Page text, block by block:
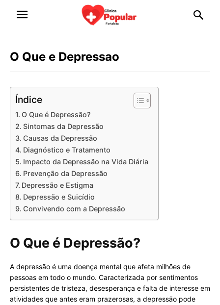
O Que e Depressao
Índice
O Que é Depressão?
Sintomas da Depressão
Causas da Depressão
Diagnóstico e Tratamento
Impacto da Depressão na Vida Diária
Prevenção da Depressão
Depressão e Estigma
Depressão e Suicídio
Convivendo com a Depressão
O Que é Depressão?
A depressão é uma doença mental que afeta milhões de
pessoas em todo o mundo. Caracterizada por sentimentos
persistentes de tristeza, desesperança e falta de interesse em
atividades que antes eram prazerosas, a depressão pode